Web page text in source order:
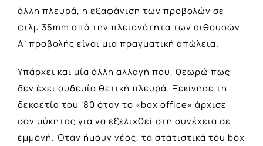
άλλη πλευρά, η εξαφάνιση των προβολών σε
φιλμ 35mm από την πλειονότητα των αιθουσών
Α’ προβολής είναι μια πραγματική απώλεια.
Υπάρχει και μία άλλη αλλαγή που, θεωρώ πως
δεν έχει ουδεμία θετική πλευρά. Ξεκίνησε τη
δεκαετία του ’80 όταν το «box office» άρχισε
σαν μύκητας για να εξελιχθεί στη συνέχεια σε
εμμονή. Όταν ήμουν νέος, τα στατιστικά του box